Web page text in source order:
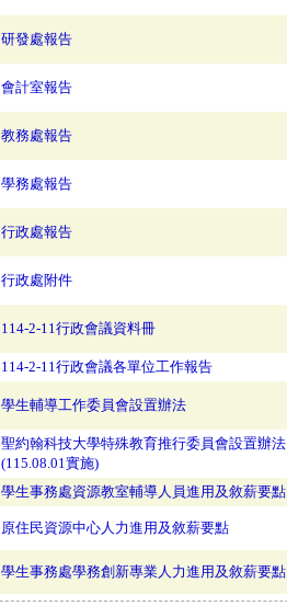
研發處報告
會計室報告
教務處報告
學務處報告
行政處報告
行政處附件
114-2-11行政會議資料冊
114-2-11行政會議各單位工作報告
學生輔導工作委員會設置辦法
聖約翰科技大學特殊教育推行委員會設置辦法
(115.08.01實施)
學生事務處資源教室輔導人員進用及敘薪要點
原住民資源中心人力進用及敘薪要點
學生事務處學務創新專業人力進用及敘薪要點